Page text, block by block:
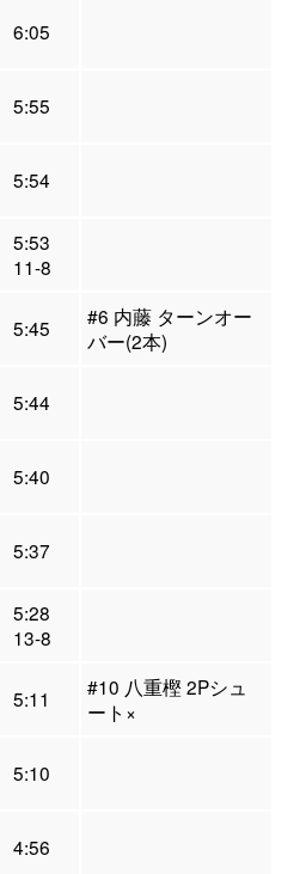
6:05
5:55
5:54
5:53
11-8
5:45
#6 内藤 ターンオー
バー(2本)
5:44
5:40
5:37
5:28
13-8
5:11
#10 八重樫 2Pシュ
ート×
5:10
4:56